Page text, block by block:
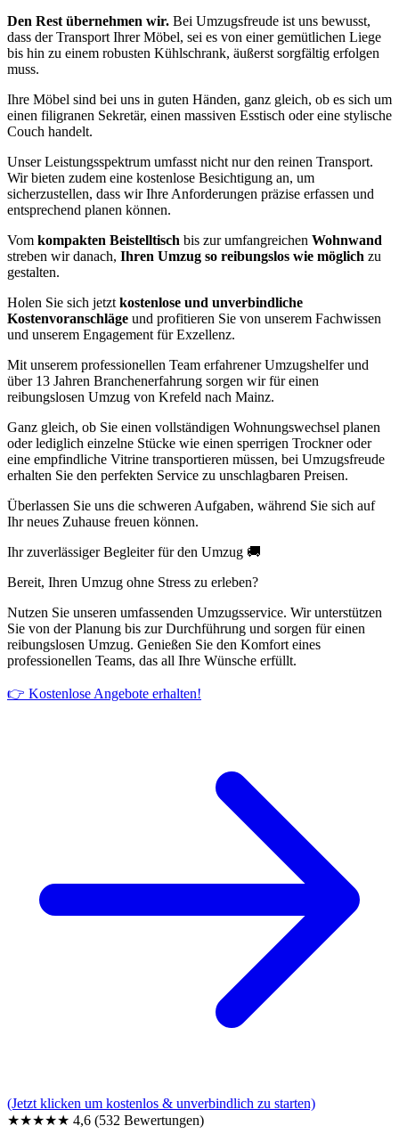
Den Rest übernehmen wir. Bei Umzugsfreude ist uns bewusst,
dass der Transport Ihrer Möbel, sei es von einer gemütlichen Liege
bis hin zu einem robusten Kühlschrank, äußerst sorgfältig erfolgen
muss.
Ihre Möbel sind bei uns in guten Händen, ganz gleich, ob es sich um
einen filigranen Sekretär, einen massiven Esstisch oder eine stylische
Couch handelt.
Unser Leistungsspektrum umfasst nicht nur den reinen Transport.
Wir bieten zudem eine kostenlose Besichtigung an, um
sicherzustellen, dass wir Ihre Anforderungen präzise erfassen und
entsprechend planen können.
Vom kompakten Beistelltisch bis zur umfangreichen Wohnwand
streben wir danach, Ihren Umzug so reibungslos wie möglich zu
gestalten.
Holen Sie sich jetzt kostenlose und unverbindliche
Kostenvoranschläge und profitieren Sie von unserem Fachwissen
und unserem Engagement für Exzellenz.
Mit unserem professionellen Team erfahrener Umzugshelfer und
über 13 Jahren Branchenerfahrung sorgen wir für einen
reibungslosen Umzug von Krefeld nach Mainz.
Ganz gleich, ob Sie einen vollständigen Wohnungswechsel planen
oder lediglich einzelne Stücke wie einen sperrigen Trockner oder
eine empfindliche Vitrine transportieren müssen, bei Umzugsfreude
erhalten Sie den perfekten Service zu unschlagbaren Preisen.
Überlassen Sie uns die schweren Aufgaben, während Sie sich auf
Ihr neues Zuhause freuen können.
Ihr zuverlässiger Begleiter für den Umzug 🚚
Bereit, Ihren Umzug ohne Stress zu erleben?
Nutzen Sie unseren umfassenden Umzugsservice. Wir unterstützen
Sie von der Planung bis zur Durchführung und sorgen für einen
reibungslosen Umzug. Genießen Sie den Komfort eines
professionellen Teams, das all Ihre Wünsche erfüllt.
👉 Kostenlose Angebote erhalten!
(Jetzt klicken um kostenlos & unverbindlich zu starten)
★★★★★ 4,6 (532 Bewertungen)